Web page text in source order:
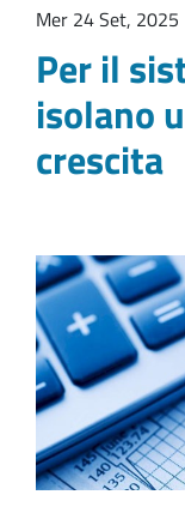
Mer 24 Set, 2025
Per il
isolano
crescita